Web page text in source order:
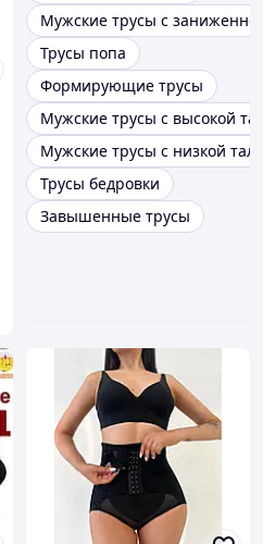
Мужские трусы с
Трусы попа
Формирующие трусы
Мужские трусы с высокой
Мужские трусы с низкой
Трусы бедровки
Завышенные трусы